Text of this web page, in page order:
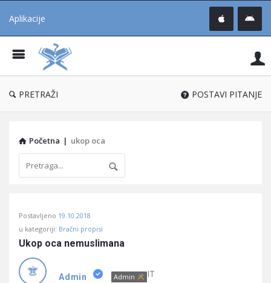
Aplikacije
®
PRETRAŽI POSTAVI PITANJE
Početna | ukop oca
Učene
Latest
Pitanja
Postavljeno 19.10.2018
u kategoriji: Bračni propisi
Ukop oca nemuslimana
Admin Admin IT